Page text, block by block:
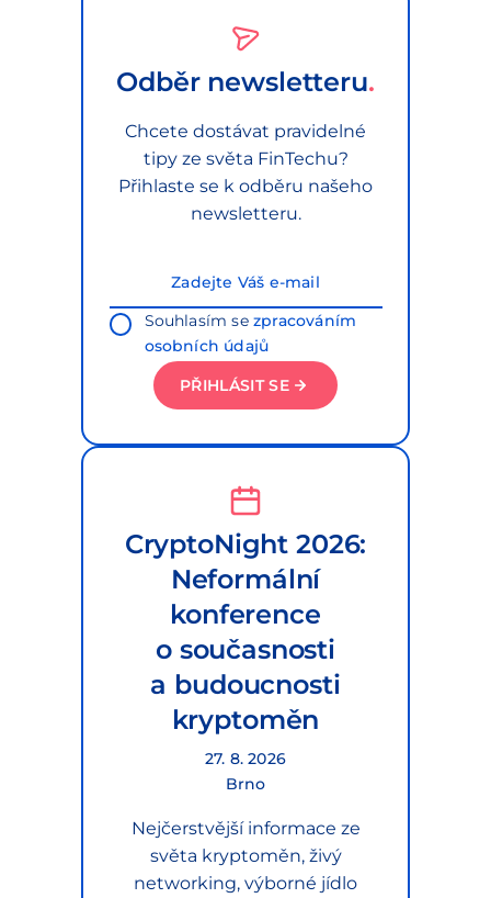
Odběr newsletteru
Chcete dostávat pravidelné
tipy ze světa FinTechu?
Přihlaste se k odběru našeho
newsletteru.
Souhlasím sezpracováním
osobních údajů
PŘIHLÁSIT SE
CryptoNight 2026:
Neformální
konference
o současnosti
a budoucnosti
kryptoměn
27. 8. 2026
Brno
Nejčerstvější informace ze
světa kryptoměn, živý
networking, výborné jídlo